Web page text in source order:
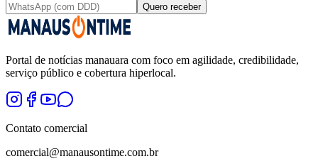
Quero receber
Portal de notícias manauara com foco em agilidade, credibilidade,
serviço público e cobertura hiperlocal.
Contato comercial
comercial@manausontime.com.br